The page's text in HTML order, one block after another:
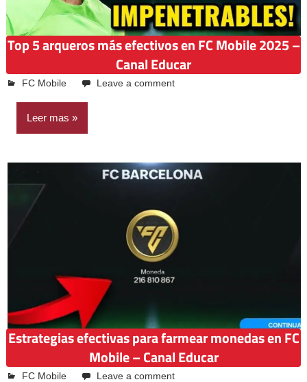
Top 5 arqueros más efectivos en FC Mobile 2025 –
Canal Educar
abril 19, 2025
Emilio Casquiño
FC Mobile Leave a comment
Leer mas
Estrategias efectivas para farmear monedas en FC
Mobile – Canal Educar
abril 19, 2025
Emilio Casquiño
FC Mobile Leave a comment